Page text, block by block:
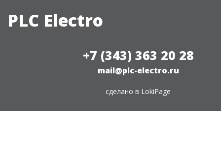
PLC Electro
+7 (343) 363 20 28
mail@plc-electro.ru
сделано в LokiPage